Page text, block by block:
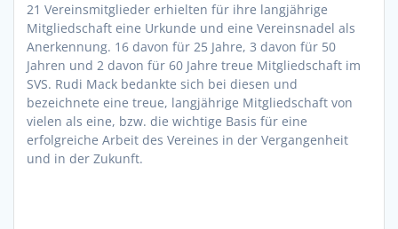
21 Vereinsmitglieder erhielten für ihre langjährige
Mitgliedschaft eine Urkunde und eine Vereinsnadel als
Anerkennung. 16 davon für 25 Jahre, 3 davon für 50
Jahren und 2 davon für 60 Jahre treue Mitgliedschaft im
SVS. Rudi Mack bedankte sich bei diesen und
bezeichnete eine treue, langjährige Mitgliedschaft von
vielen als eine, bzw. die wichtige Basis für eine
erfolgreiche Arbeit des Vereines in der Vergangenheit
und in der Zukunft.